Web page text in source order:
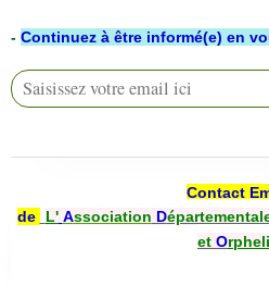
- Continuez à être informé(e) en
Contact
de
L' Association D
et O